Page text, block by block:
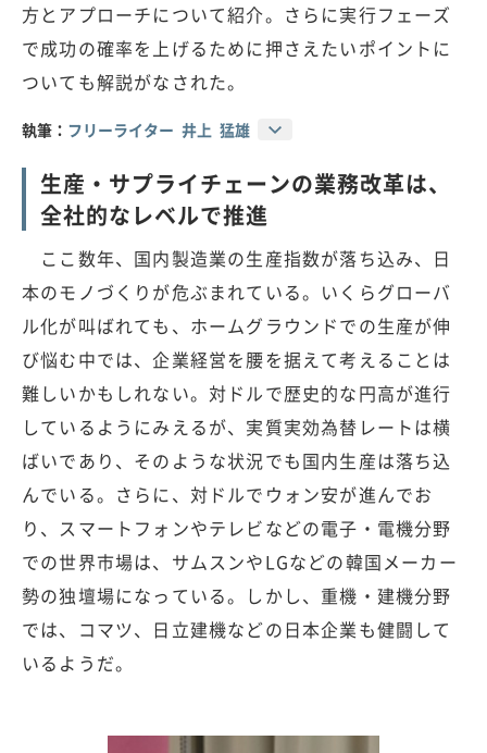
方とアプローチについて紹介。さらに実行フェーズ
で成功の確率を上げるために押さえたいポイントに
ついても解説がなされた。
執筆： フリーライター 井上 猛雄
生産・サプライチェーンの業務改革は、
全社的なレベルで推進
ここ数年、国内製造業の生産指数が落ち込み、日
本のモノづくりが危ぶまれている。いくらグローバ
ル化が叫ばれても、ホームグラウンドでの生産が伸
び悩む中では、企業経営を腰を据えて考えることは
難しいかもしれない。対ドルで歴史的な円高が進行
しているようにみえるが、実質実効為替レートは横
ばいであり、そのような状況でも国内生産は落ち込
んでいる。さらに、対ドルでウォン安が進んでお
り、スマートフォンやテレビなどの電子・電機分野
での世界市場は、サムスンやLGなどの韓国メーカー
勢の独壇場になっている。しかし、重機・建機分野
では、コマツ、日立建機などの日本企業も健闘して
いるようだ。